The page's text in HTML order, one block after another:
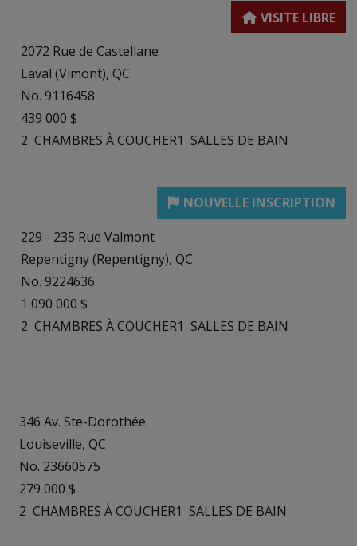
2072 Rue de Castellane
Laval (Vimont), QC
No. 9116458
439 000 $
2 CHAMBRES À COUCHER1 SALLES DE BAIN
229 - 235 Rue Valmont
Repentigny (Repentigny), QC
No. 9224636
1 090 000 $
2 CHAMBRES À COUCHER1 SALLES DE BAIN
346 Av. Ste-Dorothée
Louiseville, QC
No. 23660575
279 000 $
2 CHAMBRES À COUCHER1 SALLES DE BAIN